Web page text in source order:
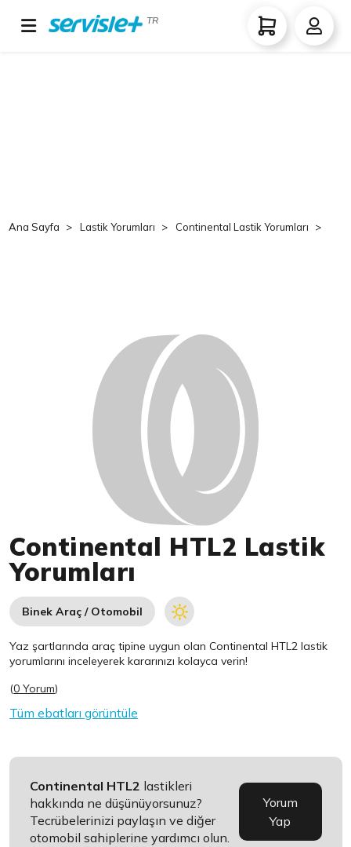
TR
Ana Sayfa Lastik Yorumları Continental Lastik Yorumları
Continental HTL2 Lastik
Yorumları
Binek Araç / Otomobil
Yaz şartlarında araç tipine uygun olanContinental HTL2 lastik
yorumlarını inceleyerek kararınızı kolayca verin!
(0 Yorum)
Tüm ebatları görüntüle
Continental HTL2 lastikleri
hakkında ne düşünüyorsunuz?
Tecrübelerinizi paylaşın ve diğer
otomobil sahiplerine yardımcı olun.
Yorum
Yap